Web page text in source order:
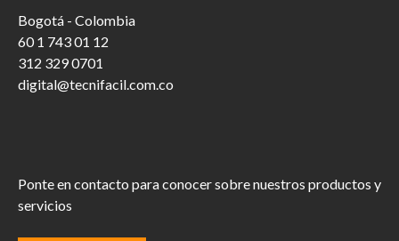
Bogotá - Colombia
60 1 743 01 12
312 329 0701
digital@tecnifacil.com.co
Ponte en contacto para conocer sobre nuestros productos y
servicios